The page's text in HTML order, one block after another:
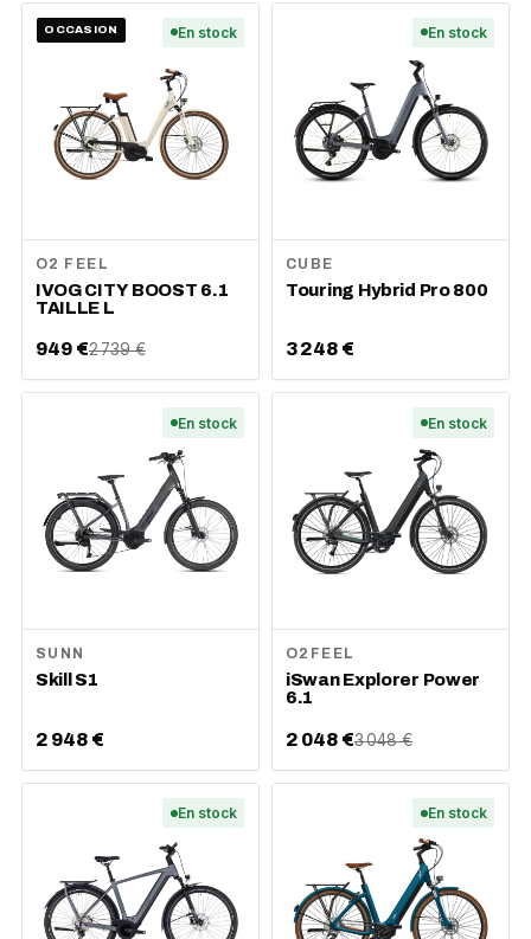
OCCASION En stock
O2 FEEL
IVOG CITY BOOST 6.1
TAILLE L
949 €2 739 €
En stock
CUBE
Touring Hybrid Pro 800
3 248 €
En stock
SUNN
Skill S1
2 948 €
En stock
O2FEEL
iSwan Explorer Power
6.1
2 048 €3 048 €
En stock En stock